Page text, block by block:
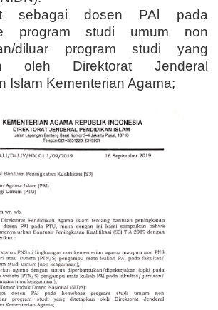
sebagai dosen PAl pada
program studi umum non
diluar program studi yang
oleh Direktorat Jenderal
Islam Kementerian Agama;